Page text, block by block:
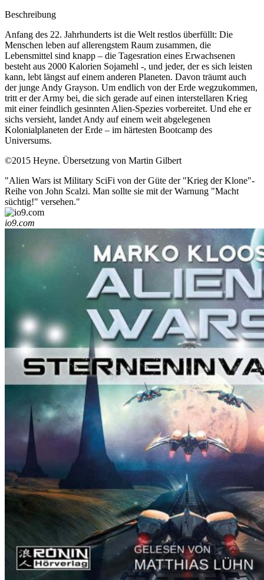
Beschreibung
Anfang des 22. Jahrhunderts ist die Welt restlos überfüllt: Die
Menschen leben auf allerengstem Raum zusammen, die
Lebensmittel sind knapp – die Tagesration eines Erwachsenen
besteht aus 2000 Kalorien Sojamehl -, und jeder, der es sich leisten
kann, lebt längst auf einem anderen Planeten. Davon träumt auch
der junge Andy Grayson. Um endlich von der Erde wegzukommen,
tritt er der Army bei, die sich gerade auf einen interstellaren Krieg
mit einer feindlich gesinnten Alien-Spezies vorbereitet. Und ehe er
sichs versieht, landet Andy auf einem weit abgelegenen
Kolonialplaneten der Erde – im härtesten Bootcamp des
Universums.
©2015 Heyne. Übersetzung von Martin Gilbert
"Alien Wars ist Military SciFi von der Güte der "Krieg der Klone"-
Reihe von John Scalzi. Man sollte sie mit der Warnung "Macht
süchtig!" versehen."
io9.com